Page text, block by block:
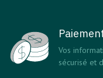
Vos
sécurisé et